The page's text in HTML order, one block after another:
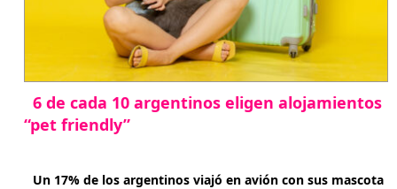
6 de cada 10 argentinos eligen alojamientos
“pet friendly”
Un 17% de los argentinos viajó en avión con sus mascota